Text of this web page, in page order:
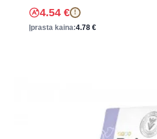
4.54 € !
Įprasta kaina:4.78 €